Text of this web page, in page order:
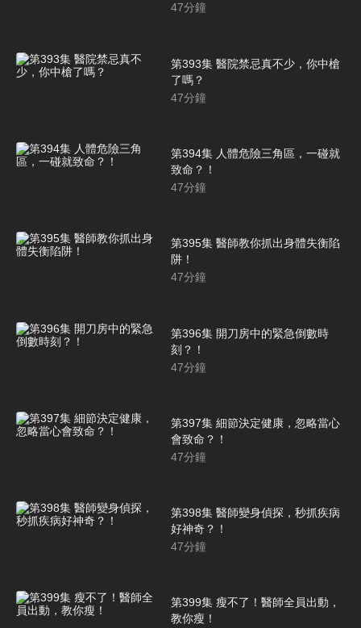
47分鐘
第393集 醫院禁忌真不少，你中槍
了嗎？
47分鐘
第394集 人體危險三角區，一碰就
致命？！
47分鐘
第395集 醫師教你抓出身體失衡陷
阱！
47分鐘
第396集 開刀房中的緊急倒數時
刻？！
47分鐘
第397集 細節決定健康，忽略當心
會致命？！
47分鐘
第398集 醫師變身偵探，秒抓疾病
好神奇？！
47分鐘
第399集 瘦不了！醫師全員出動，
教你瘦！